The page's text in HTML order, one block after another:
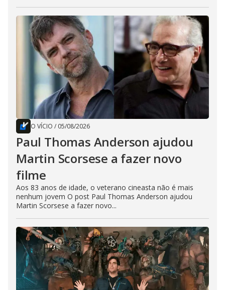
O VÍCIO / 05/08/2026
Paul Thomas Anderson ajudou
Martin Scorsese a fazer novo
filme
Aos 83 anos de idade, o veterano cineasta não é mais
nenhum jovem O post Paul Thomas Anderson ajudou
Martin Scorsese a fazer novo...